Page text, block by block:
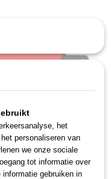
ingeperste…
het
personaliseren van
we onze sociale
tot informatie over
gebruiken in